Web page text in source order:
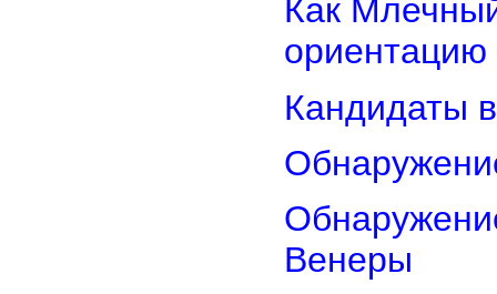
Как
ориентацию
Кандидаты
Венеры